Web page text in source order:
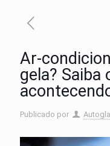
Ar-
gela? Saiba
Publicado por